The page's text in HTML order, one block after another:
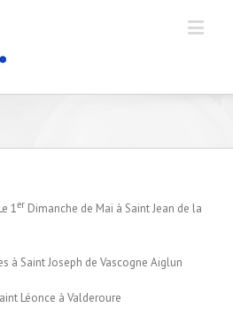
er Dimanche de Mai à Saint Jean de la
à Saint Joseph de Vascogne Aiglun
Léonce à Valderoure